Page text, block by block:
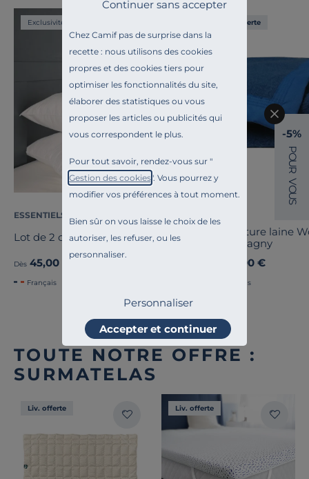
Chez Camif pas de surprise dans la
recette : nous utilisons des cookies
propres et des cookies tiers pour
optimiser les fonctionnalités du site,
élaborer des statistiques ou vous
proposer les articles ou publicités qui
vous correspondent le plus.
Pour tout savoir, rendez-vous sur "
Gestion des cookies". Vous pourrez y
modifier vos préférences à tout moment.
Bien sûr on vous laisse le choix de les
autoriser, les refuser, ou les
personnaliser.
Continuer sans accepter
Personnaliser
Accepter et continuer
Exclusivité
ESSENTIELS PAR CAMIF
Lot de 2 oreillers Pacôme
Dès 45,00 €
Français
Liv. offerte
Couverture laine
Champagny
89,00 €
Français
TOUTE NOTRE OFFRE :
SURMATELAS
Liv. offerte Liv. offerte
-5%
P
O
U
R
V
O
U
S